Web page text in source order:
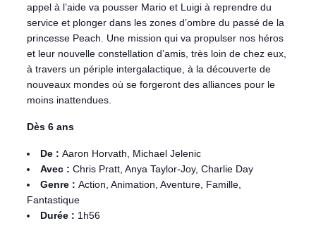
appel à l’aide va pousser Mario et Luigi à reprendre du
service et plonger dans les zones d’ombre du passé de la
princesse Peach. Une mission qui va propulser nos héros
et leur nouvelle constellation d’amis, très loin de chez eux,
à travers un périple intergalactique, à la découverte de
nouveaux mondes où se forgeront des alliances pour le
moins inattendues.
Dès 6 ans
De : Aaron Horvath, Michael Jelenic
Avec : Chris Pratt, Anya Taylor-Joy, Charlie Day
Genre : Action, Animation, Aventure, Famille,
Fantastique
Durée : 1h56